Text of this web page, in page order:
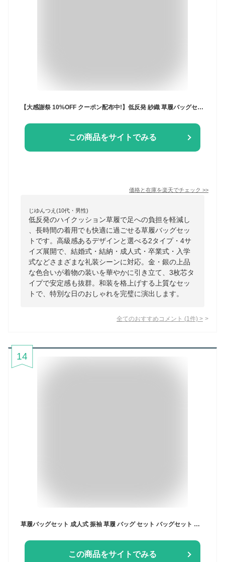
【大感謝祭 10%OFF クーポン配布中!】低反発 紗織 草履バッグセット 2点セット 痛くないハイクッション草履 高級 選べる 2タイプ 3枚芯タイプ 草履 4サイズ 礼装用 金 ゴールド 銀 シルバー 留袖 訪問着 S M L LL【結婚式 結納 卒業式 入学式 成人式 】パー
この商品をサイトでみる
価格と在庫を楽天でチェック >>
じゆんつえ(10代・男性)
低反発のハイクッション草履で足への負担を軽減し
、長時間の着用でも快適に過ごせる草履バッグセッ
トです。高級感あるデザインと選べる2タイプ・4サ
イズ展開で、結婚式・結納・成人式・卒業式・入学
式などさまざまな礼装シーンに対応。金・銀の上品
な色合いが着物の装いを華やかに引き立て、3枚芯タ
イプで安定感も抜群。和装を格上げする上質なセッ
トで、特別な日のおしゃれを完璧に演出します。
全てのおすすめコメント (1 件) >
14
草履バッグセット 成人式 振袖 草履 バッグ セット バッグセット 草履バッグ エナメル 金彩 礼装 袴 / M L LL サイズ フリーサイズ 小さいサイズ 大きいサイズ ピンク ゴールド 赤 金 黒 ベージュ / 前撮り 結婚式 披露宴 謝恩会 卒業式
この商品をサイトでみる